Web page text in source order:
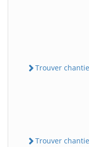
Trouver
Trouver